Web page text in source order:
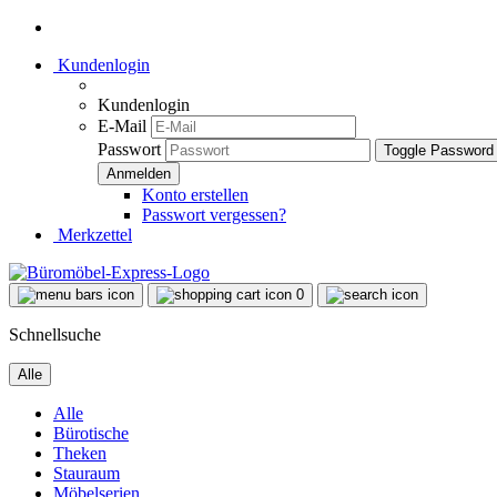
Kundenlogin
Kundenlogin
E-Mail
Passwort
Toggle
Konto erstellen
Passwort vergessen?
Merkzettel
0
Schnellsuche
Alle
Alle
Bürotische
Theken
Stauraum
Möbelserien